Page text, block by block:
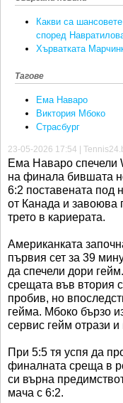
Какви са
според
Хърватката
Тагове
Ема Наваро
Виктория Мбоко
Страсбург
23-05-2026 17:54 |
Ема Наваро спечели
на финала бившата
6:2 поставената под
от Канада и завоюва
трето в кариерата.
Американката
първия сет за 39
да спечели дори
срещата във втория
пробив, но
гейма. Мбоко бързо
сервис гейм отрази
При 5:5 тя успя да
финалната среща в
си върна
мача с 6:2.